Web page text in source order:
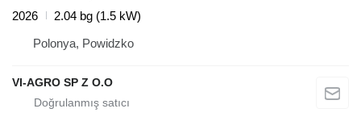
2026
2.04 bg (1.5 kW)
Polonya, Powidzko
VI-AGRO SP Z O.O